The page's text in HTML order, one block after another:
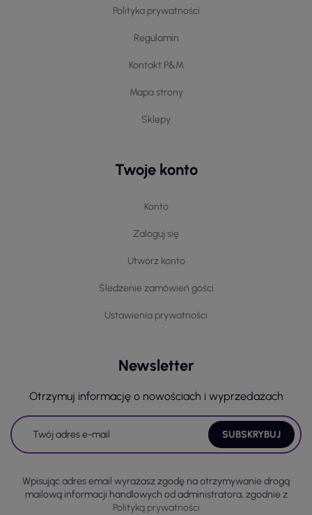
Polityka prywatności
Regulamin
Kontakt P&M
Mapa strony
Sklepy
Twoje konto
Konto
Zaloguj się
Utwórz konto
Śledzenie zamówień gości
Ustawienia prywatności
Newsletter
Otrzymuj informację o nowościach i wyprzedażach
Wpisując adres email wyrażasz zgodę na otrzymywanie drogą
mailową informacji handlowych od administratora, zgodnie z
Polityką prywatności